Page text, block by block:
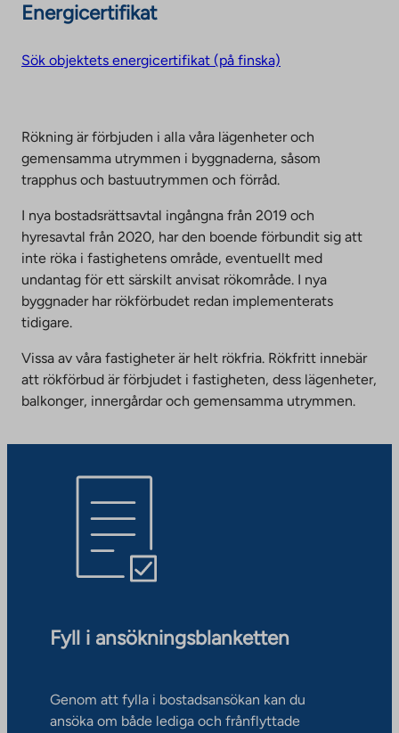
Energicertifikat
Sök objektets energicertifikat (på finska)
Rökning är förbjuden i alla våra lägenheter och
gemensamma utrymmen i byggnaderna, såsom
trapphus och bastuutrymmen och förråd.
I nya bostadsrättsavtal ingångna från 2019 och
hyresavtal från 2020, har den boende förbundit sig att
inte röka i fastighetens område, eventuellt med
undantag för ett särskilt anvisat rökområde. I nya
byggnader har rökförbudet redan implementerats
tidigare.
Vissa av våra fastigheter är helt rökfria. Rökfritt innebär
att rökförbud är förbjudet i fastigheten, dess lägenheter,
balkonger, innergårdar och gemensamma utrymmen.
Fyll i ansökningsblanketten
Genom att fylla i bostadsansökan kan du
ansöka om både lediga och frånflyttade